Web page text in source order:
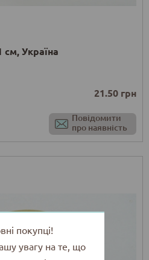
см, Україна
21.50 грн
Повідомити
про наявність
покупці!
увагу на те, що